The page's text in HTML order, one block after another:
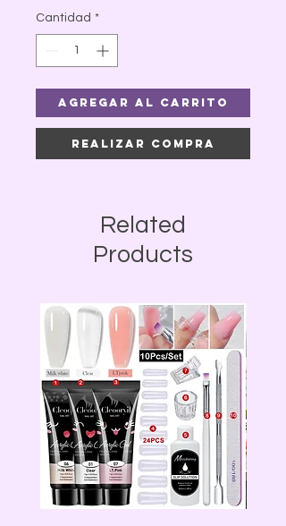
Cantidad *
Agregar al carrito
Realizar compra
Related
Products